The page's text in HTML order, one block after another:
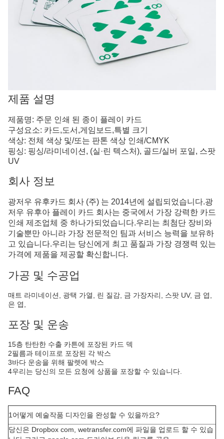
제품 설명
제품명: 주문 인쇄 된 종이 플레이 카드
구성요소: 카드,도서,게임보드,특별 크기
색상: 전체 색상 및/또는 판톤 색상 인쇄/CMYK
핑싱: 핑싱/라미네이션, (실·린 텍스처), 골드/실버 포일, 스팟
UV
회사 정보
광저우 유후카드 회사 (주) 는 2014년에 설립되었습니다.광
저우 유후아 플레이 카드 회사는 중국에서 가장 강력한 카드
인쇄 제조업체 중 하나가되었습니다.우리는 최첨단 장비와
기술뿐만 아니라 가장 전문적인 팀과 서비스 능력을 보유하
고 있습니다.우리는 당신에게 최고 품질과 가장 경쟁력 있는
가격에 제품을 제공할 확신합니다.
가공 및 수공업
매트 라미네이션, 광택 가열, 린 질감, 금 가장자리, 스팟 UV, 금 엽,
은 엽,
포장 및 운송
15층 탄탄한 수출 카튼에 포장된 카드 덱
2필름과 테이프로 포장된 각 박스
3바다 운송을 위해 팔렛에 박스
4우리는 당신의 모든 요청에 상품을 포장할 수 있습니다.
FAQ
1어떻게 예술작품 디자인을 완성할 수 있을까요?
당신은 Dropbox com, wetransfer.com에 파일을 업로드 할 수 있습